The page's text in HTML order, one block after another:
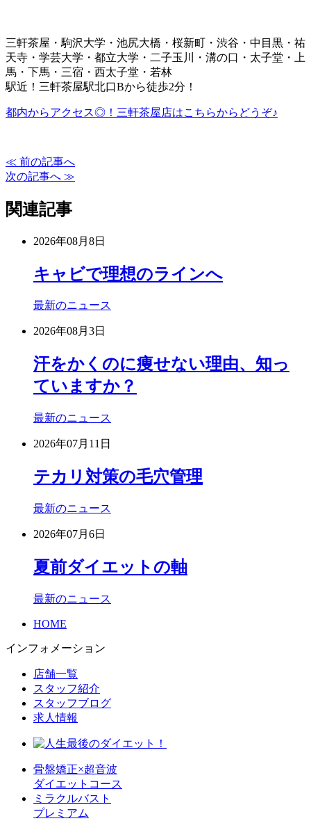
三軒茶屋・駒沢大学・池尻大橋・桜新町・渋谷・中目黒・祐
天寺・学芸大学・都立大学・二子玉川・溝の口・太子堂・上
馬・下馬・三宿・西太子堂・若林
駅近！三軒茶屋駅北口Bから徒歩2分！
都内からアクセス◎！三軒茶屋店はこちらからどうぞ♪
≪ 前の記事へ
次の記事へ ≫
関連記事
2026年08月8日
キャビで理想のラインへ
最新のニュース
2026年08月3日
汗をかくのに痩せない理由、知っ
ていますか？
最新のニュース
2026年07月11日
テカリ対策の毛穴管理
最新のニュース
2026年07月6日
夏前ダイエットの軸
最新のニュース
HOME
インフォメーション
店舗一覧
スタッフ紹介
スタッフブログ
求人情報
骨盤矯正×超音波
ダイエットコース
ミラクルバスト
プレミアム